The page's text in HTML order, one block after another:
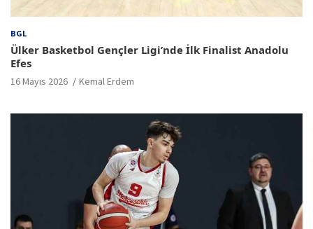
BGL
Ülker Basketbol Gençler Ligi’nde İlk Finalist Anadolu
Efes
16 Mayıs 2026 Kemal Erdem